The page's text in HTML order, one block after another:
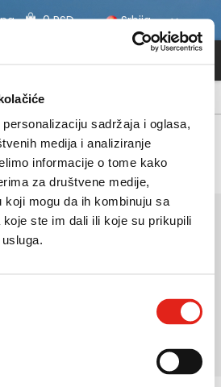
sadržaja i oglasa,
medija i analiziranje
informacije o tome kako
za društvene medije,
koji mogu da ih kombinuju sa
ste im dali ili koje su prikupili
0 RSD Srbija
OBUĆA
artikala koji odgovaraju